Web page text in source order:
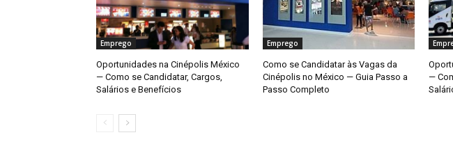
Emprego
Oportunidades na Cinépolis México
— Como se Candidatar, Cargos,
Salários e Benefícios
Emprego
Como se Candidatar às Vagas da
Cinépolis no México — Guia Passo a
Passo Completo
—